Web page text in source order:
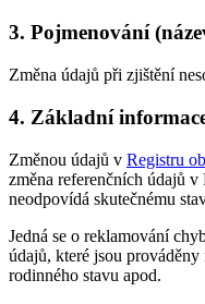
3. Pojmenování
Změna údajů při zjištění
4. Základní
Změnou údajů v Registru
změna referenčních údajů
neodpovídá skutečnému
Jedná se o reklamování
údajů, které jsou
rodinného stavu apod.